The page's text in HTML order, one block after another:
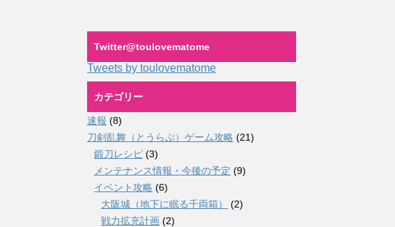
Twitter‎@toulovematome
Tweets by toulovematome
カテゴリー
速報 (8)
刀剣乱舞（とうらぶ）ゲーム攻略 (21)
鍛刀レシピ (3)
メンテナンス情報・今後の予定 (9)
イベント攻略 (6)
大阪城（地下に眠る千両箱）
(2)
戦力拡充計画 (2)